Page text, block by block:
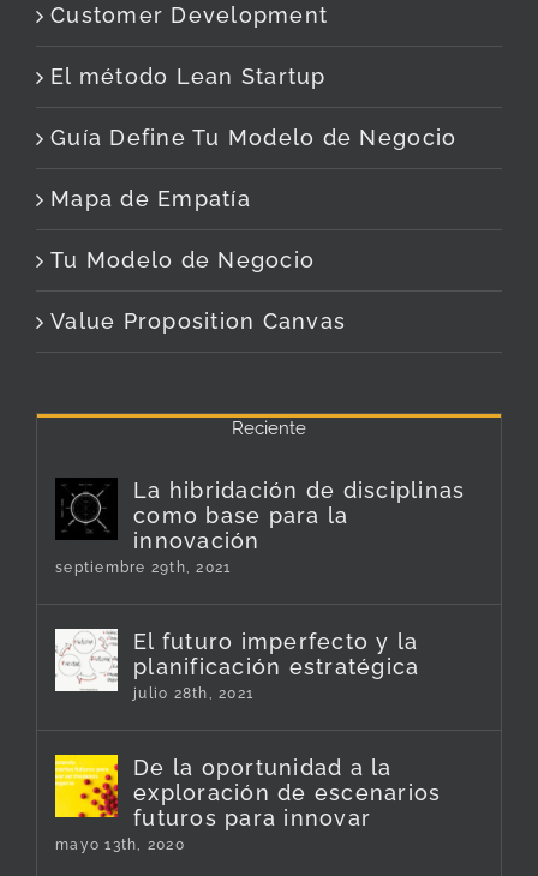
Customer Development
El método Lean Startup
Guía Define Tu Modelo de Negocio
Mapa de Empatía
Tu Modelo de Negocio
Value Proposition Canvas
Reciente
La hibridación de disciplinas
como base para la
innovación
septiembre 29th, 2021
El futuro imperfecto y la
planificación estratégica
julio 28th, 2021
De la oportunidad a la
exploración de escenarios
futuros para innovar
mayo 13th, 2020